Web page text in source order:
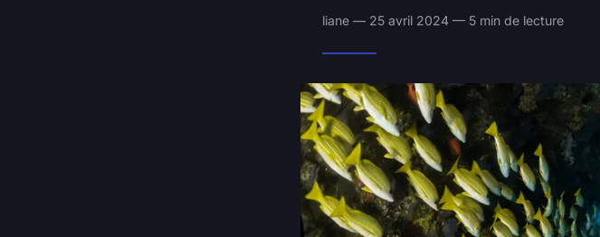
liane — 25 avril 2024 — 5 min de lecture